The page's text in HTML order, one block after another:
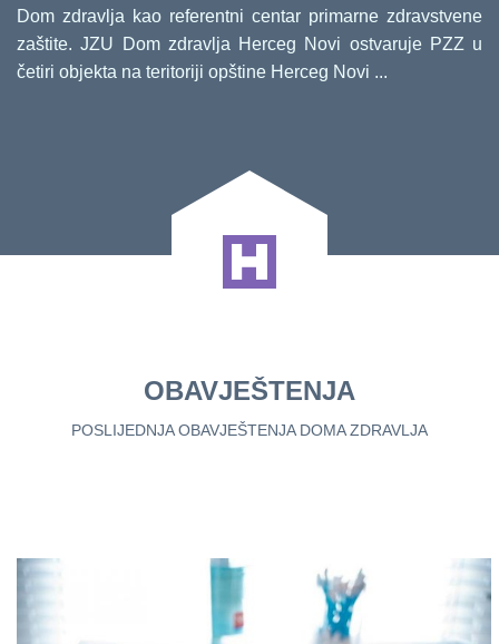
Dom zdravlja kao referentni centar primarne zdravstvene
zaštite. JZU Dom zdravlja Herceg Novi ostvaruje PZZ u
četiri objekta na teritoriji opštine Herceg Novi ...
OBAVJEŠTENJA
POSLIJEDNJA OBAVJEŠTENJA DOMA ZDRAVLJA